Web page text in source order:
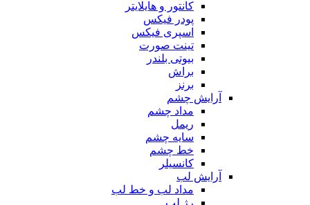
کانتور و هایلایتر
پودر فیکس
اسپری فیکس
تینت صورت
بیوتی بلندر
براش
برنز
آرایش چشم
مداد چشم
ریمل
سایه چشم
خط چشم
کانسیلر
آرایش لب
مداد لب و خط لب
رژ لب